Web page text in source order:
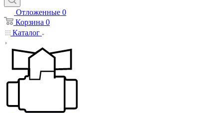
Отложенные 0
Корзина 0
Каталог